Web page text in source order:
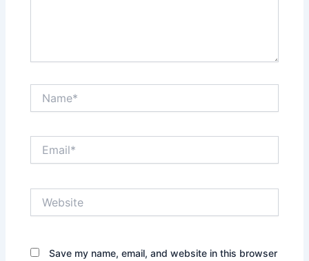
Save my name, email, and website in this browser